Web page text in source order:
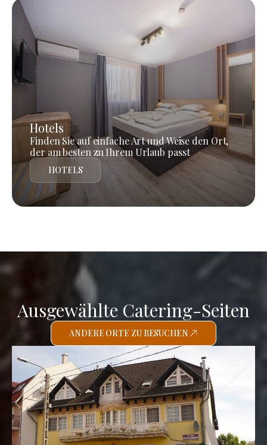
Hotels
Finden Sie auf einfache Art und Weise den Ort,
der am besten zu Ihrem Urlaub passt
HOTELS
Ausgewählte Catering-Seiten
ANDERE ORTE ZU BESUCHEN